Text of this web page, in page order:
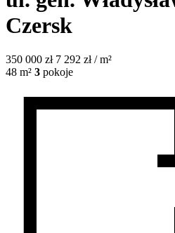
Czersk
350 000 zł 7 292 zł / m²
48 m² 3 pokoje